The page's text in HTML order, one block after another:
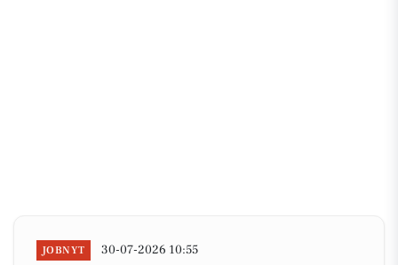
JOBNYT 30-07-2026 10:55